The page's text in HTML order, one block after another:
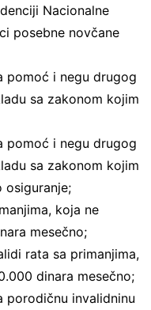
Nacionalne
posebne novčane
pomoć i negu drugog
sa zakonom kojim
pomoć i negu drugog
sa zakonom kojim
osiguranje;
koja ne
mesečno;
rata sa primanjima,
dinara mesečno;
porodičnu invalidninu